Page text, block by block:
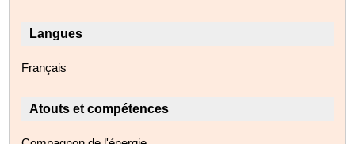
Langues
Français
Atouts et compétences